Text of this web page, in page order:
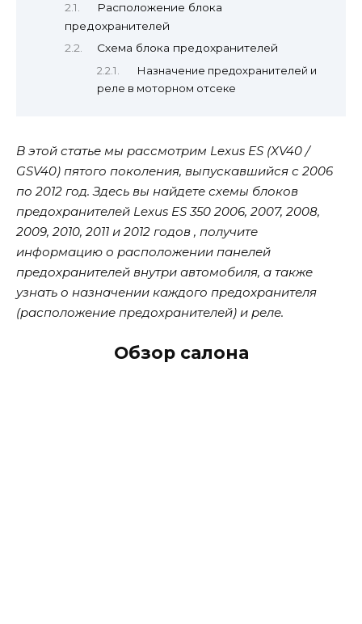
Расположение блока
предохранителей
Схема блока предохранителей
Назначение предохранителей и
реле в моторном отсеке
В этой статье мы рассмотрим Lexus ES (XV40 /
GSV40) пятого поколения, выпускавшийся с 2006
по 2012 год. Здесь вы найдете схемы блоков
предохранителей Lexus ES 350 2006, 2007, 2008,
2009, 2010, 2011 и 2012 годов , получите
информацию о расположении панелей
предохранителей внутри автомобиля, а также
узнать о назначении каждого предохранителя
(расположение предохранителей) и реле.
Обзор салона